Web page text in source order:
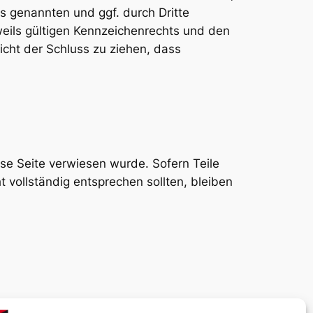
genannten und ggf. durch Dritte
gültigen Kennzeichenrechts und den
der Schluss zu ziehen, dass
Seite verwiesen wurde. Sofern Teile
vollständig entsprechen sollten, bleiben